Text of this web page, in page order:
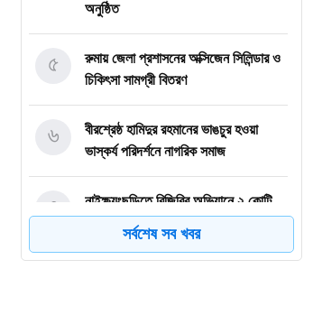
অনুষ্ঠিত
রুমায় জেলা প্রশাসনের অক্সিজেন সিলিন্ডার ও
চিকিৎসা সামগ্রী বিতরণ
৫
বীরশ্রেষ্ঠ হামিদুর রহমানের ভাঙচুর হওয়া
ভাস্কর্য পরিদর্শনে নাগরিক সমাজ
৬
নাইক্ষ্যংছড়িতে বিজিবির অভিযানে ২ কোটি
৭০ লাখ টাকার বার্মিজ ইয়াবা উদ্ধার
৭
সর্বশেষ সব খবর